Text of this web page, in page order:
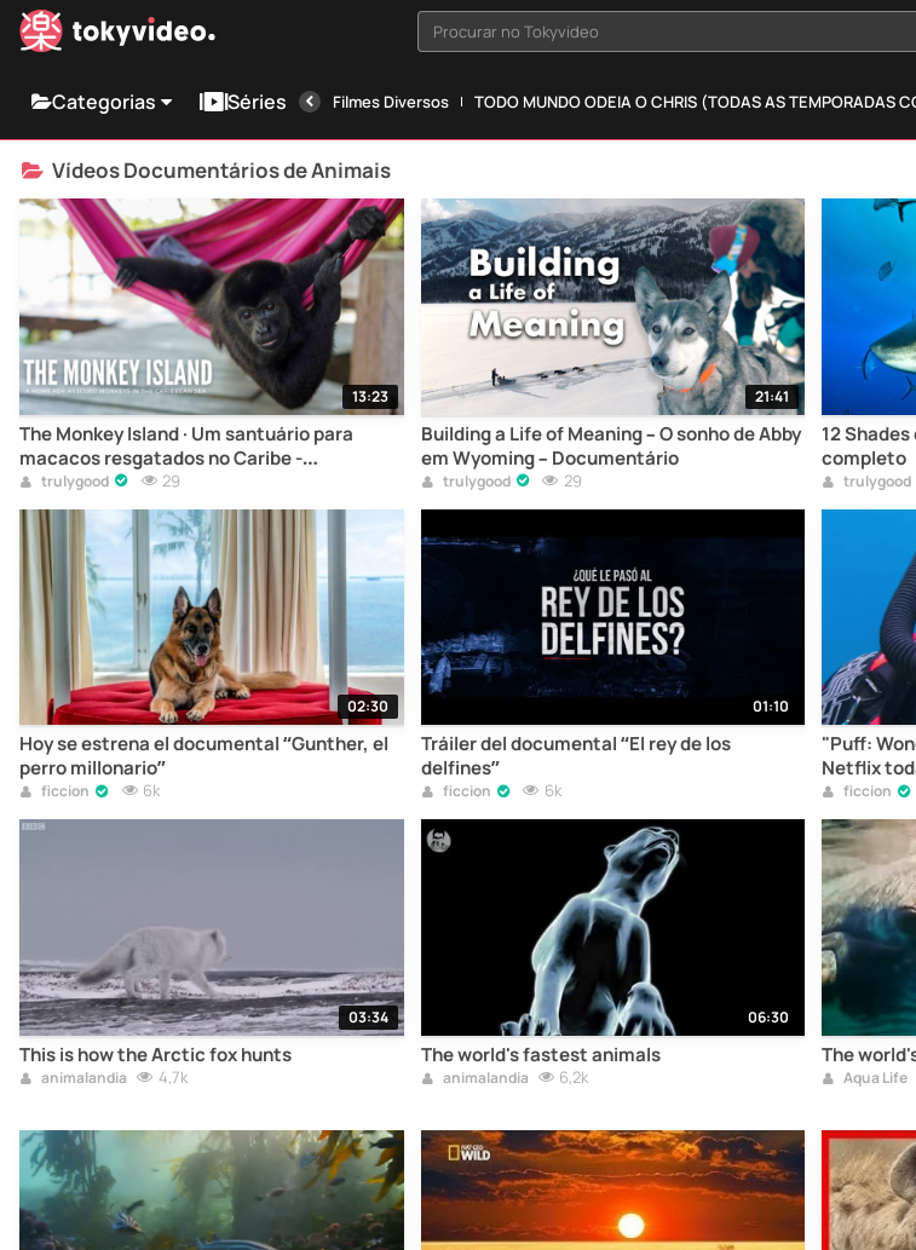
Procurar no Tokyvideo
Categorias Séries Filmes Diversos TODO MUNDO ODEIA O CHRIS (TODAS AS TEMPORADAS
Vídeos Documentários de Animais
13:23
The Monkey Island · Um santuário para
macacos resgatados no Caribe -
Documentário
trulygood 29
21:41
Building a Life of Meaning – O sonho de Abby
em Wyoming – Documentário
trulygood 29
12
completo
trulygood
02:30
Hoy se estrena el documental “Gunther, el
perro millonario”
ficcion 6k
01:10
Tráiler del documental “El rey de los
delfines”
ficcion 6k
"Puff:
Netflix
ficcion
03:34
This is how the Arctic fox hunts
animalandia 4,7k
06:30
The world's fastest animals
animalandia 6,2k
The
Aqua Life